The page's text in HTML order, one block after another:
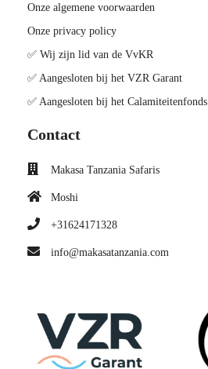
Onze algemene voorwaarden
Onze privacy policy
✅ Wij zijn lid van de VvKR
✅ Aangesloten bij het VZR Garant
✅ Aangesloten bij het Calamiteitenfonds
Contact
Makasa Tanzania Safaris
Moshi
+31624171328
info@makasatanzania.com